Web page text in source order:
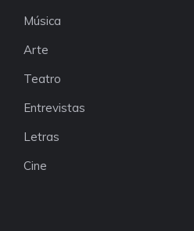
Música
Arte
Teatro
Entrevistas
Letras
Cine